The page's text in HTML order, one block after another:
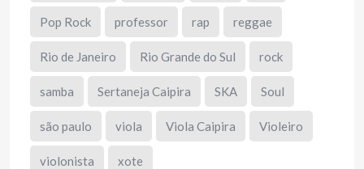
Pop Rock professor rap reggae
Rio de Janeiro Rio Grande do Sul rock
samba Sertaneja Caipira SKA Soul
são paulo viola Viola Caipira Violeiro
violonista xote